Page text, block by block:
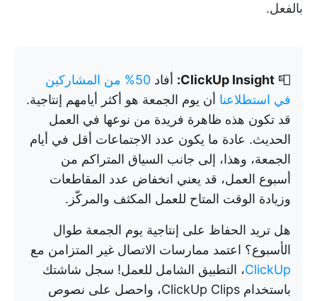
بالفعل.
📮
ClickUp Insight: أفاد
50% من المشاركين
في استطلاعنا أن يوم الجمعة هو أكثر أيامهم إنتاجية.
قد تكون هذه ظاهرة فريدة من نوعها في العمل
الحديث. عادة ما يكون عدد الاجتماعات أقل في أيام
الجمعة، وهذا، إلى جانب السياق المتراكم من
أسبوع العمل، قد يعني انخفاض عدد المقاطعات
وزيادة الوقت المتاح للعمل المكثف والمركّز.
هل تريد الحفاظ على إنتاجية يوم الجمعة طوال
الأسبوع؟ اعتمد ممارسات الاتصال غير المتزامن مع
ClickUp، التطبيق الشامل للعمل! سجل شاشتك
باستخدام ClickUp Clips، واحصل على نصوص